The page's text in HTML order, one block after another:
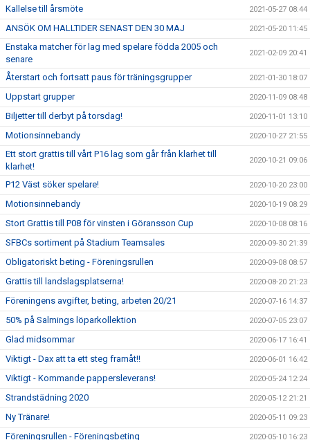
Kallelse till årsmöte 2021-05-27 08:44
ANSÖK OM HALLTIDER SENAST DEN 30 MAJ 2021-05-20 11:45
Enstaka matcher för lag med spelare födda 2005 och
senare
2021-02-09 20:41
Återstart och fortsatt paus för träningsgrupper 2021-01-30 18:07
Uppstart grupper 2020-11-09 08:48
Biljetter till derbyt på torsdag! 2020-11-01 13:10
Motionsinnebandy 2020-10-27 21:55
Ett stort grattis till vårt P16 lag som går från klarhet till
klarhet!
2020-10-21 09:06
P12 Väst söker spelare! 2020-10-20 23:00
Motionsinnebandy 2020-10-19 08:29
Stort Grattis till P08 för vinsten i Göransson Cup 2020-10-08 08:16
SFBCs sortiment på Stadium Teamsales 2020-09-30 21:39
Obligatoriskt beting - Föreningsrullen 2020-09-08 08:57
Grattis till landslagsplatserna! 2020-08-20 21:23
Föreningens avgifter, beting, arbeten 20/21 2020-07-16 14:37
50% på Salmings löparkollektion 2020-07-05 23:07
Glad midsommar 2020-06-17 16:41
Viktigt - Dax att ta ett steg framåt!! 2020-06-01 16:42
Viktigt - Kommande pappersleverans! 2020-05-24 12:24
Strandstädning 2020 2020-05-12 21:21
Ny Tränare! 2020-05-11 09:23
Föreningsrullen - Föreningsbeting 2020-05-10 16:23